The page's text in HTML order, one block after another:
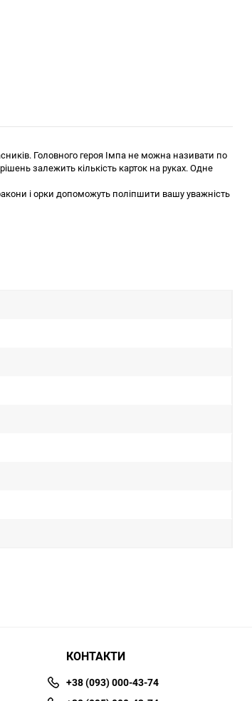
Головного героя Імпа не можна називати по
залежить кількість карток на руках. Одне
і орки допоможуть поліпшити вашу уважність
КОНТАКТИ
+38 (093) 000-43-74